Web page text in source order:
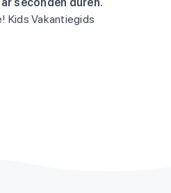
Kids Vakantiegids